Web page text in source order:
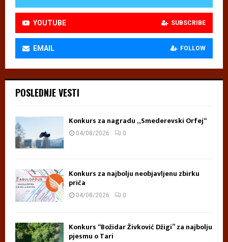
YOUTUBE SUBSCRIBE
EMAIL FOLLOW
POSLEDNJE VESTI
Konkurs za nagradu „Smederevski Orfej“
04/08/2026 0
Konkurs za najbolju neobjavljenu zbirku
priča
04/08/2026 0
Konkurs “Božidar Živković Džigi” za najbolju
pjesmu o Tari